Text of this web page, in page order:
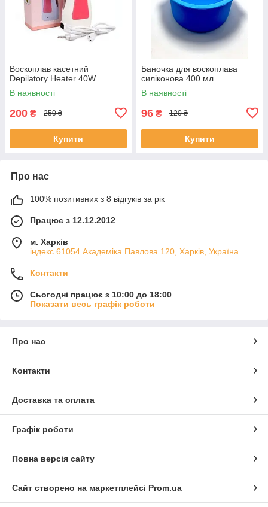
Воскоплав касетний
Depilatory Heater 40W
В наявності
200 ₴ 250 ₴
Купити
Баночка для воскоплава
силіконова 400 мл
В наявності
96 ₴ 120 ₴
Купити
Про нас
100% позитивних з 8 відгуків за рік
Працює з 12.12.2012
м. Харків
індекс 61054 Академіка Павлова 120, Харків, Україна
Контакти
Сьогодні працює з 10:00 до 18:00
Показати весь графік роботи
Про нас
Контакти
Доставка та оплата
Графік роботи
Повна версія сайту
Сайт створено на маркетплейсі Prom.ua